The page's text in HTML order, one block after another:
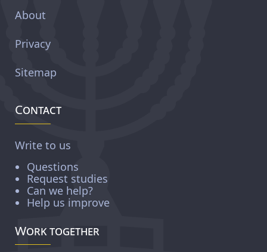
About
Privacy
Sitemap
Contact
Write to us
Questions
Request studies
Can we help?
Help us improve
Work together